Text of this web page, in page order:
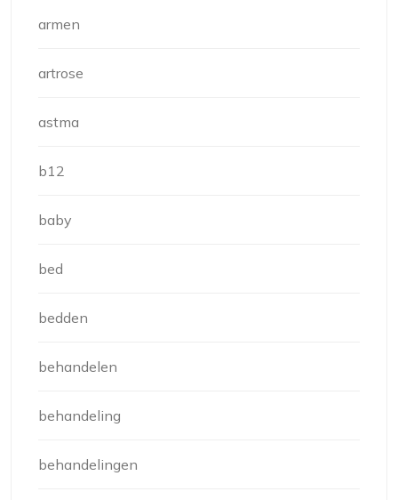
armen
artrose
astma
b12
baby
bed
bedden
behandelen
behandeling
behandelingen